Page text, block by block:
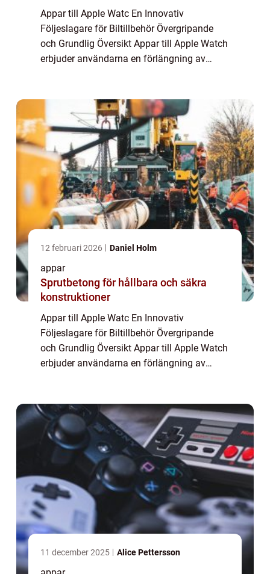
Appar till Apple Watc En Innovativ
Följeslagare för Biltillbehör Övergripande
och Grundlig Översikt Appar till Apple Watch
erbjuder användarna en förlängning av
direkt på sin h...
12 februari 2026 Daniel Holm
appar
Sprutbetong för hållbara och säkra
konstruktioner
Appar till Apple Watc En Innovativ
Följeslagare för Biltillbehör Övergripande
och Grundlig Översikt Appar till Apple Watch
erbjuder användarna en förlängning av
direkt på sin h...
11 december 2025 Alice Pettersson